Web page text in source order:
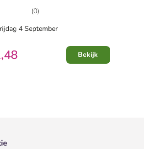
(0)
4 September
Bekijk